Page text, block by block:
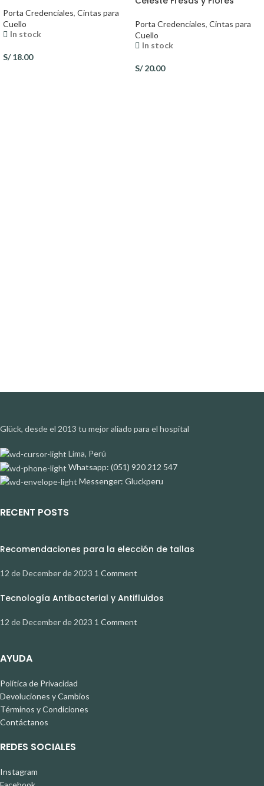
Porta Credenciales, Cintas para
Cuello
In stock
S/18.00
Porta Credenciales, Cintas para
Cuello
In stock
S/20.00
Glück, desde el 2013 tu mejor aliado para el hospital
Lima, Perú
Whatsapp: (051) 920 212 547
Messenger: Gluckperu
RECENT POSTS
Recomendaciones para la elección de tallas
12 de December de 2023 1 Comment
Tecnología Antibacterial y Antifluidos
12 de December de 2023 1 Comment
AYUDA
Política de Privacidad
Devoluciones y Cambios
Términos y Condiciones
Contáctanos
REDES SOCIALES
Instagram